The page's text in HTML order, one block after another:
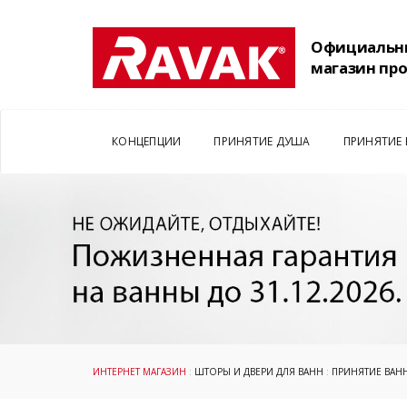
магазин
КОНЦЕПЦИИ ПРИНЯТИЕ ДУША
ИНТЕРНЕТ МАГАЗИН : ШТОРЫ И ДВЕРИ ДЛЯ ВАНН : ПРИНЯТИЕ